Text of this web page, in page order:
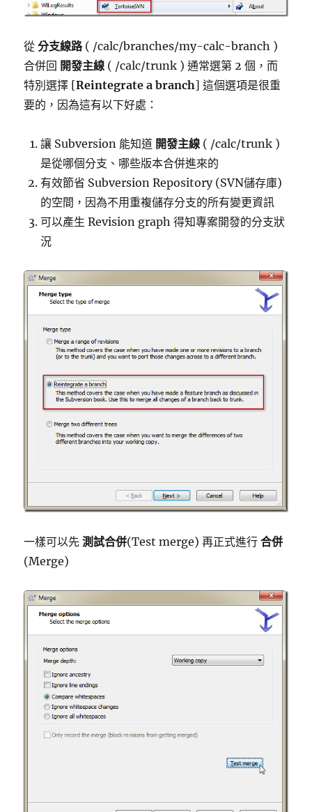
從分支線路( /calc/branches/my-calc-branch )
合併回 開發主線 ( /calc/trunk ) 通常選第 2 個，而
特別選擇 [Reintegrate a branch] 這個選項是很重
要的，因為這有以下好處：
讓 Subversion 能知道 開發主線 ( /calc/trunk )
是從哪個分支、哪些版本合併進來的
有效節省 Subversion Repository (SVN儲存庫)
的空間，因為不用重複儲存分支的所有變更資訊
可以產生 Revision graph 得知專案開發的分支狀
況
一樣可以先測試合併(Test merge) 再正式進行合併
(Merge)